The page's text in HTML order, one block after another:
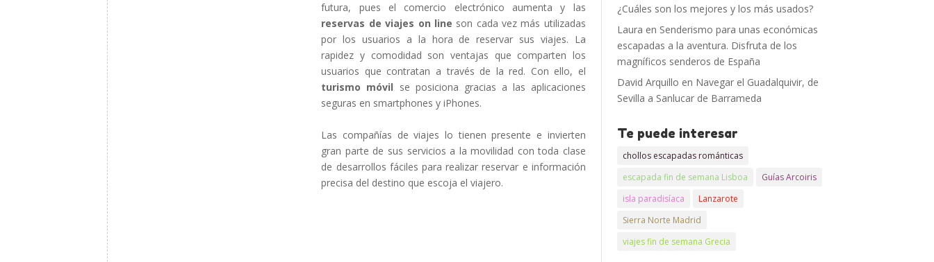
futura, pues el comercio electrónico aumenta y las
reservas de viajes on line son cada vez más utilizadas
por los usuarios a la hora de reservar sus viajes. La
rapidez y comodidad son ventajas que comparten los
usuarios que contratan a través de la red. Con ello, el
turismo móvil se posiciona gracias a las aplicaciones
seguras en smartphones y iPhones.
Las compañías de viajes lo tienen presente e invierten
gran parte de sus servicios a la movilidad con toda clase
de desarrollos fáciles para realizar reservar e información
precisa del destino que escoja el viajero.
¿Cuáles son los mejores y los más usados?
Laura en Senderismo para unas económicas
escapadas a la aventura. Disfruta de los
magníficos senderos de España
David Arquillo en Navegar el Guadalquivir, de
Sevilla a Sanlucar de Barrameda
Te puede interesar
chollos escapadas románticas
escapada fin de semana Lisboa
Guías Arcoiris
isla paradisíaca
Lanzarote
Sierra Norte Madrid
viajes fin de semana Grecia